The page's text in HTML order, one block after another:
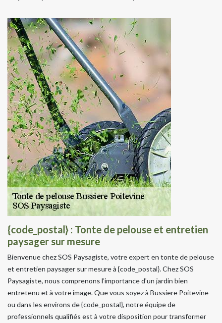
{code_postal} : Tonte de pelouse et entretien
paysager sur mesure
Bienvenue chez SOS Paysagiste, votre expert en tonte de pelouse
et entretien paysager sur mesure à {code_postal}. Chez SOS
Paysagiste, nous comprenons l'importance d'un jardin bien
entretenu et à votre image. Que vous soyez à Bussiere Poitevine
ou dans les environs de {code_postal}, notre équipe de
professionnels qualifiés est à votre disposition pour transformer